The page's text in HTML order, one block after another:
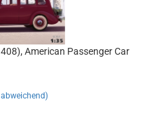
American Passenger Car